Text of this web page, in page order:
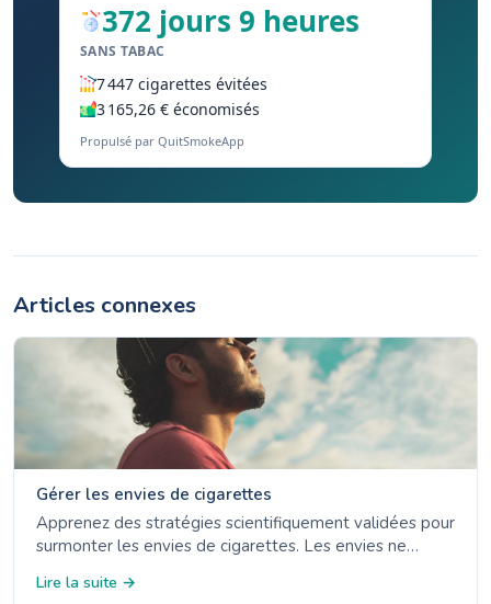
372 jours 9 heures
SANS TABAC
7 447 cigarettes évitées
3 165,26 € économisés
Propulsé par QuitSmokeApp
Articles connexes
Gérer les envies de cigarettes
Apprenez des stratégies scientifiquement validées pour
surmonter les envies de cigarettes. Les envies ne
options TSN et la gestion des déclencheurs.
Lire la suite →